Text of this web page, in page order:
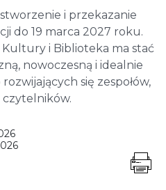
i przekazanie
do 19 marca 2027 roku.
i Biblioteka ma stać
nowoczesną i idealnie
się zespołów,